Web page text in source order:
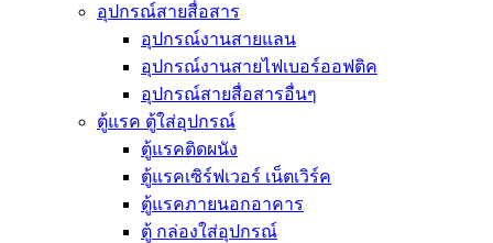
อุปกรณ์สายสื่อสาร
อุปกรณ์งานสายแลน
อุปกรณ์งานสายไฟเบอร์ออฟติค
อุปกรณ์สายสื่อสารอื่นๆ
ตู้แรค ตู้ใส่อุปกรณ์
ตู้แรคติดผนัง
ตู้แรคเซิร์ฟเวอร์ เน็ตเวิร์ค
ตู้แรคภายนอกอาคาร
ตู้ กล่องใส่อุปกรณ์